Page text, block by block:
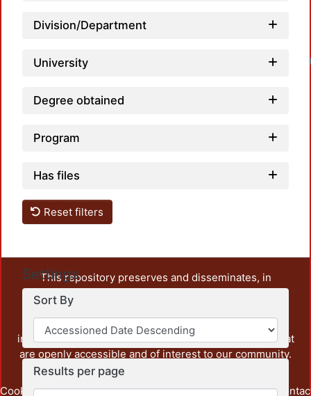
Division/Department
University
Degree obtained
Program
Has files
Reset filters
Settings
Sort By
Results per page
This repository preserves and disseminates, in
unrestricted open access, the teaching and research
output of UAM Azcapotzalco. It also includes some
administrative and graphic documents from the
institution, as well as content from other institutions that
are openly accessible and of interest to our community.
Cookie Privacy End User Send